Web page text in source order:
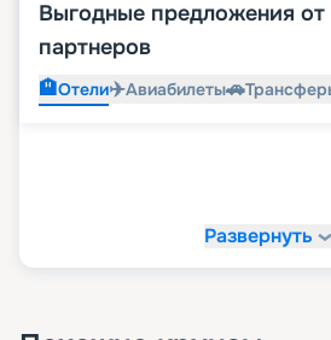
Выгодные предложения
партнеров
🏨Отели✈️Авиабилеты🚗
Развернуть